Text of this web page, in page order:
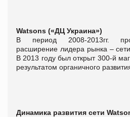
Watsons («ДЦ Украина»)
В период 2008-2013гг.
расширение лидера рынка –
В 2013 году был открыт 300-й
результатом органичного
Динамика развития сети